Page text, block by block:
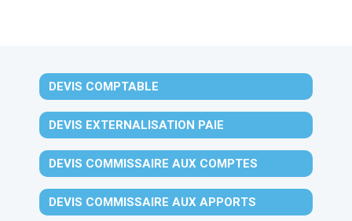
DEVIS COMPTABLE
DEVIS EXTERNALISATION PAIE
DEVIS COMMISSAIRE AUX COMPTES
DEVIS COMMISSAIRE AUX APPORTS